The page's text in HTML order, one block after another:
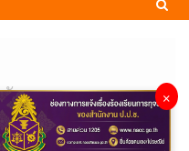
พยากรบุคคล
คคล
งขวัญกำลังใจ
×